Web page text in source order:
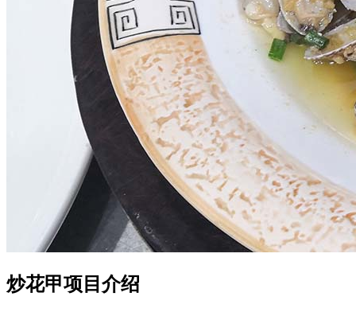
炒花甲项目介绍